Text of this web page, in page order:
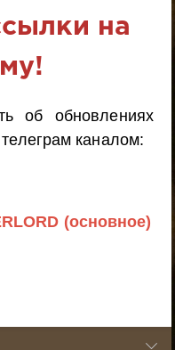
на
об обновлениях
каналом:
(основное)